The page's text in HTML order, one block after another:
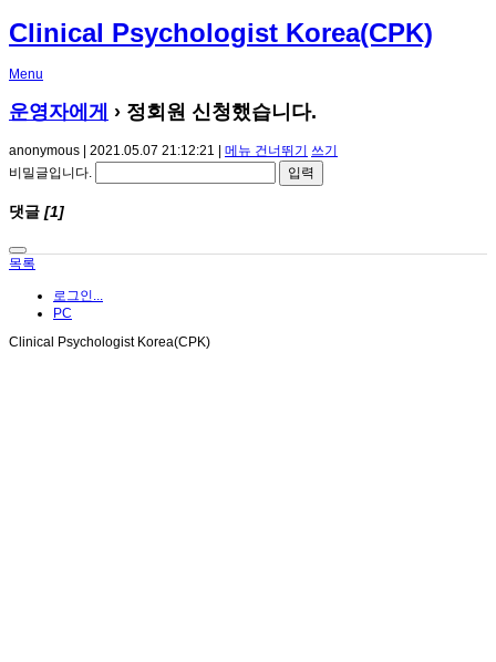
Clinical Psychologist Korea(CPK)
Menu
운영자에게 › 정회원 신청했습니다.
anonymous | 2021.05.07 21:12:21 | 메뉴 건너뛰기
쓰기
비밀글입니다.
댓글 [1]
목록
로그인...
PC
Clinical Psychologist Korea(CPK)